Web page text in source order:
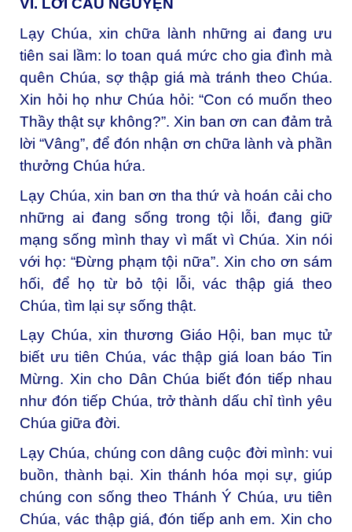
VI. LỜI CẦU NGUYỆN
Lạy Chúa, xin chữa lành những ai đang ưu
tiên sai lầm: lo toan quá mức cho gia đình mà
quên Chúa, sợ thập giá mà tránh theo Chúa.
Xin hỏi họ như Chúa hỏi: “Con có muốn theo
Thầy thật sự không?”. Xin ban ơn can đảm trả
lời “Vâng”, để đón nhận ơn chữa lành và phần
thưởng Chúa hứa.
Lạy Chúa, xin ban ơn tha thứ và hoán cải cho
những ai đang sống trong tội lỗi, đang giữ
mạng sống mình thay vì mất vì Chúa. Xin nói
với họ: “Đừng phạm tội nữa”. Xin cho ơn sám
hối, để họ từ bỏ tội lỗi, vác thập giá theo
Chúa, tìm lại sự sống thật.
Lạy Chúa, xin thương Giáo Hội, ban mục tử
biết ưu tiên Chúa, vác thập giá loan báo Tin
Mừng. Xin cho Dân Chúa biết đón tiếp nhau
như đón tiếp Chúa, trở thành dấu chỉ tình yêu
Chúa giữa đời.
Lạy Chúa, chúng con dâng cuộc đời mình: vui
buồn, thành bại. Xin thánh hóa mọi sự, giúp
chúng con sống theo Thánh Ý Chúa, ưu tiên
Chúa, vác thập giá, đón tiếp anh em. Xin cho